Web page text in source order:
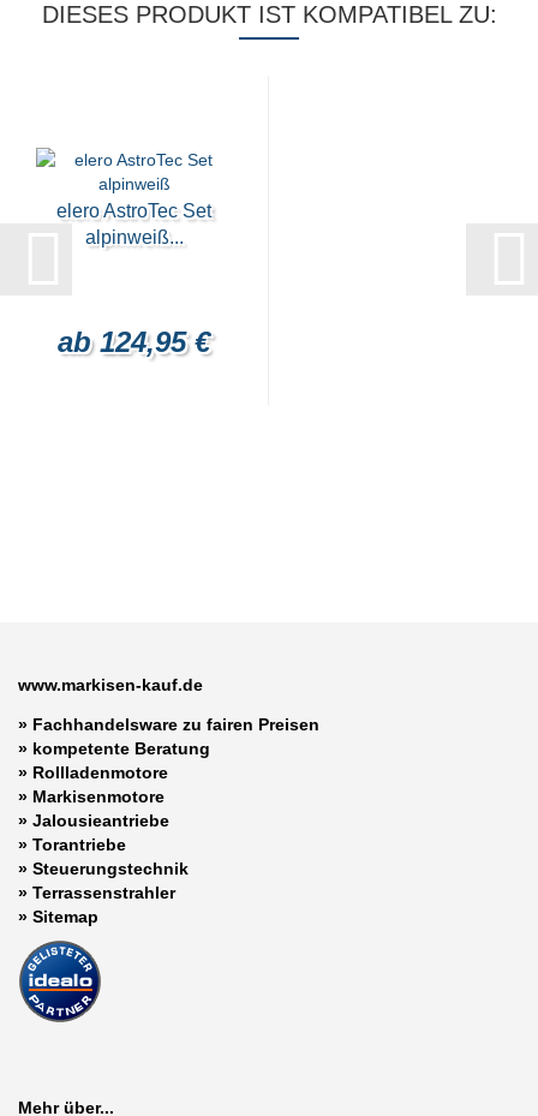
DIESES PRODUKT IST KOMPATIBEL ZU:
elero AstroTec Set
alpinweiß...
ab 124,95 €
www.markisen-kauf.de
» Fachhandelsware zu fairen Preisen
» kompetente Beratung
» Rollladenmotore
» Markisenmotore
» Jalousieantriebe
» Torantriebe
» Steuerungstechnik
» Terrassenstrahler
» Sitemap
Mehr über...